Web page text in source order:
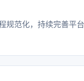
范化，持续完善平